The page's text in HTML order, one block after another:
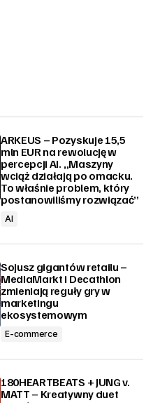
ARKEUS – Pozyskuje 15,5
mln EUR na rewolucję w
percepcji AI. „Maszyny
wciąż działają po omacku.
To właśnie problem, który
postanowiliśmy rozwiązać”
AI
Sojusz gigantów retailu –
MediaMarkt i Decathlon
zmieniają reguły gry w
marketingu
ekosystemowym
E-commerce
180HEARTBEATS + JUNG v.
MATT – Kreatywny duet